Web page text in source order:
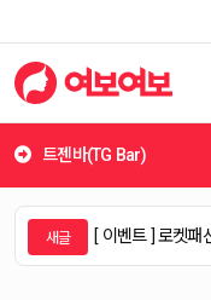
트젠바(TG Bar)
션, 여름 액세서리 (~8/9)